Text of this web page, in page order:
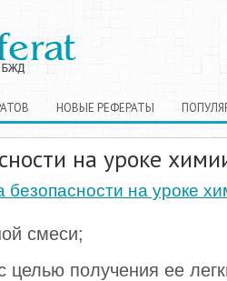
НОВЫЕ РЕФЕРАТЫ
на уроке
безопасности на уроке
смеси;
целью получения ее